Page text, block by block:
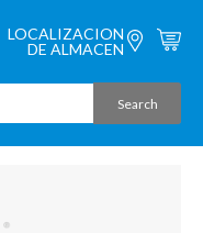
LOCALIZACION
DE ALMACEN